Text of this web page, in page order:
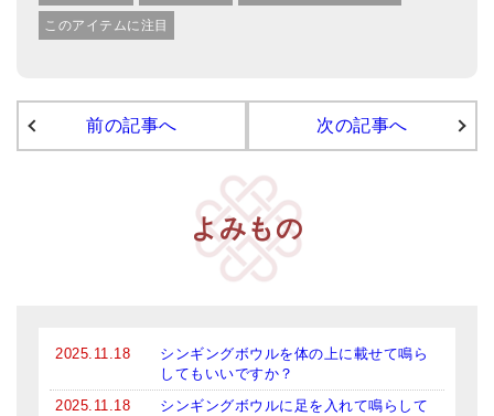
このアイテムに注目
前の記事へ 次の記事へ
よみもの
2025.11.18
シンギングボウルを体の上に載せて鳴ら
してもいいですか？
2025.11.18
シンギングボウルに足を入れて鳴らして